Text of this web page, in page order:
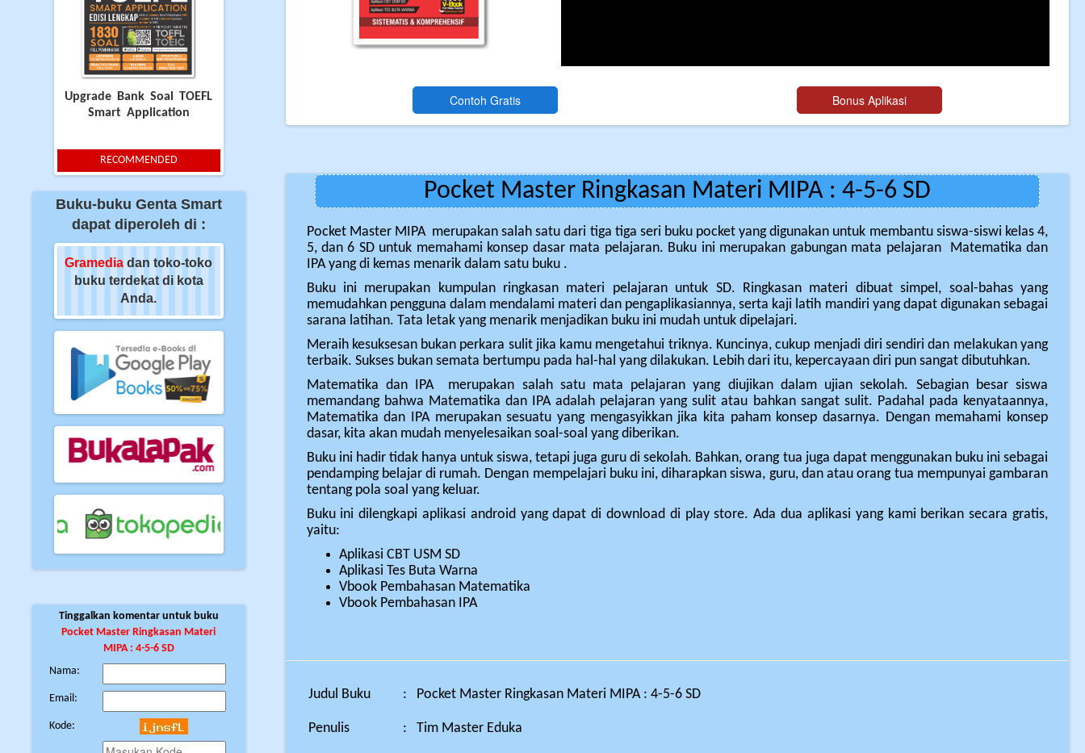
Upgrade Bank Soal TOEFL
Smart Application
RECOMMENDED
Buku-buku Genta Smart
dapat diperoleh di :
Gramedia dan toko-toko
buku terdekat di kota
Anda.
dan toko-toko
buku terdekat di kota
Anda.
Tinggalkan komentar untuk buku
Pocket Master Ringkasan Materi
MIPA : 4-5-6 SD
Nama:
Email:
Kode:
Pocket Master Ringkasan Materi MIPA : 4-5-6 SD
Pocket Master MIPA merupakan salah satu dari tiga tiga seri buku pocket yang digunakan untuk membantu siswa-siswi kelas 4,
5, dan 6 SD untuk memahami konsep dasar mata pelajaran. Buku ini merupakan gabungan mata pelajaran Matematika dan
IPA yang di kemas menarik dalam satu buku .
Buku ini merupakan kumpulan ringkasan materi pelajaran untuk SD. Ringkasan materi dibuat simpel, soal-bahas yang
memudahkan pengguna dalam mendalami materi dan pengaplikasiannya, serta kaji latih mandiri yang dapat digunakan sebagai
sarana latihan. Tata letak yang menarik menjadikan buku ini mudah untuk dipelajari.
Meraih kesuksesan bukan perkara sulit jika kamu mengetahui triknya. Kuncinya, cukup menjadi diri sendiri dan melakukan yang
terbaik. Sukses bukan semata bertumpu pada hal-hal yang dilakukan. Lebih dari itu, kepercayaan diri pun sangat dibutuhkan.
Matematika dan IPA merupakan salah satu mata pelajaran yang diujikan dalam ujian sekolah. Sebagian besar siswa
memandang bahwa Matematika dan IPA adalah pelajaran yang sulit atau bahkan sangat sulit. Padahal pada kenyataannya,
Matematika dan IPA merupakan sesuatu yang mengasyikkan jika kita paham konsep dasarnya. Dengan memahami konsep
dasar, kita akan mudah menyelesaikan soal-soal yang diberikan.
Buku ini hadir tidak hanya untuk siswa, tetapi juga guru di sekolah. Bahkan, orang tua juga dapat menggunakan buku ini sebagai
pendamping belajar di rumah. Dengan mempelajari buku ini, diharapkan siswa, guru, dan atau orang tua mempunyai gambaran
tentang pola soal yang keluar.
Buku ini dilengkapi aplikasi android yang dapat di download di play store. Ada dua aplikasi yang kami berikan secara gratis,
yaitu:
Aplikasi CBT USM SD
Aplikasi Tes Buta Warna
Vbook Pembahasan Matematika
Vbook Pembahasan IPA
Judul Buku : Pocket Master Ringkasan Materi MIPA : 4-5-6 SD
Penulis : Tim Master Eduka